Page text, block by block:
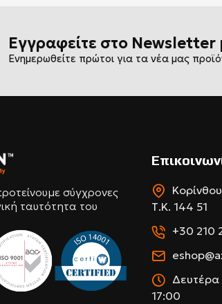
Εγγραφείτε στο Newsletter
Ενημερωθείτε πρώτοι για τα νέα μας
σύγχρονες
ταυτότητα του
Τ.Κ. 144 51
+30 210
17:00